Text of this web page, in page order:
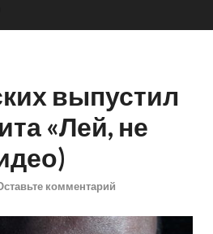
выпустил
«Лей, не
комментарий